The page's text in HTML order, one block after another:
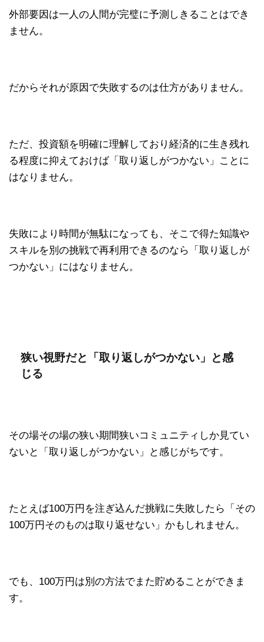
外部要因は一人の人間が完璧に予測しきることはでき
ません。
だからそれが原因で失敗するのは仕方がありません。
ただ、投資額を明確に理解しており経済的に生き残れ
る程度に抑えておけば「取り返しがつかない」ことに
はなりません。
失敗により時間が無駄になっても、そこで得た知識や
スキルを別の挑戦で再利用できるのなら「取り返しが
つかない」にはなりません。
狭い視野だと「取り返しがつかない」と感
じる
その場その場の狭い期間狭いコミュニティしか見てい
ないと「取り返しがつかない」と感じがちです。
たとえば100万円を注ぎ込んだ挑戦に失敗したら「その
100万円そのものは取り返せない」かもしれません。
でも、100万円は別の方法でまた貯めることができま
す。